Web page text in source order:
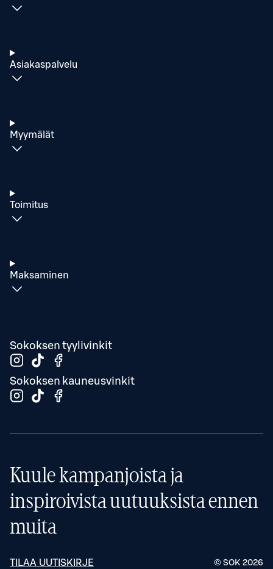
Asiakaspalvelu
Myymälät
Toimitus
Maksaminen
Sokoksen tyylivinkit
Sokoksen kauneusvinkit
Kuule kampanjoista ja
inspiroivista uutuuksista ennen
muita
TILAA UUTISKIRJE © SOK 2026